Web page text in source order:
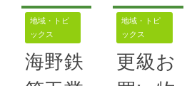
周年を迎えた
市内桜堂の
「和かふぇ
よろづや」は
された。長野
県大会のこと
ぶきアリーナ
での開催は２
地域・トピ
ックス
海野鉄
地域・トピ
ックス
更級お